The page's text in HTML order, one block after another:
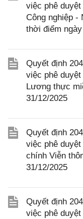
việc phê
Công nghiệp -
thời điểm
Quyết định
việc phê
Lương thực
31/12/2025
Quyết định
việc phê
chính Viễn
31/12/2025
Quyết định
việc phê